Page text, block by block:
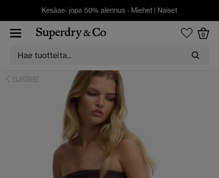
Kesäae- jopa 50% alennus - Miehet | Naiset
0
YLAOSAT